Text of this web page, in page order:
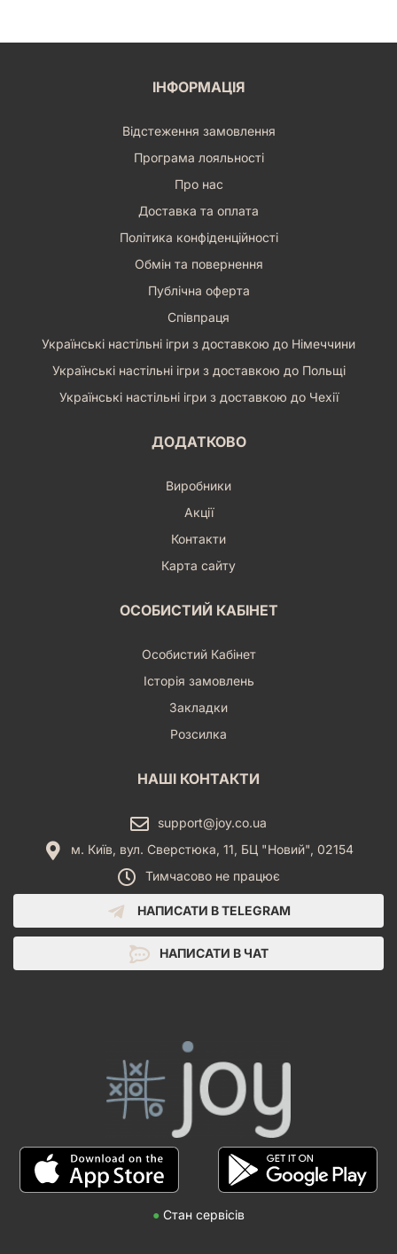
ІНФОРМАЦІЯ
Відстеження замовлення
Програма лояльності
Про нас
Доставка та оплата
Політика конфіденційності
Обмін та повернення
Публічна оферта
Співпраця
Українські настільні ігри з доставкою до Німеччини
Українські настільні ігри з доставкою до Польщі
Українські настільні ігри з доставкою до Чехії
ДОДАТКОВО
Виробники
Акції
Контакти
Карта сайту
ОСОБИСТИЙ КАБІНЕТ
Особистий Кабінет
Історія замовлень
Закладки
Розсилка
НАШІ КОНТАКТИ
support@joy.co.ua
м. Київ, вул. Сверстюка, 11, БЦ "Новий", 02154
Тимчасово не працює
НАПИСАТИ В TELEGRAM
НАПИСАТИ В ЧАТ
● Стан сервісів